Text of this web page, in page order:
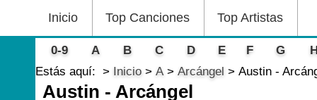
Inicio Top Canciones Top Artistas
0-9 A B C D E F G
Estás aquí:
Inicio A Arcángel Austin -
Austin - Arcángel